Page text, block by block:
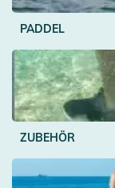
PADDEL
ZUBEHÖR